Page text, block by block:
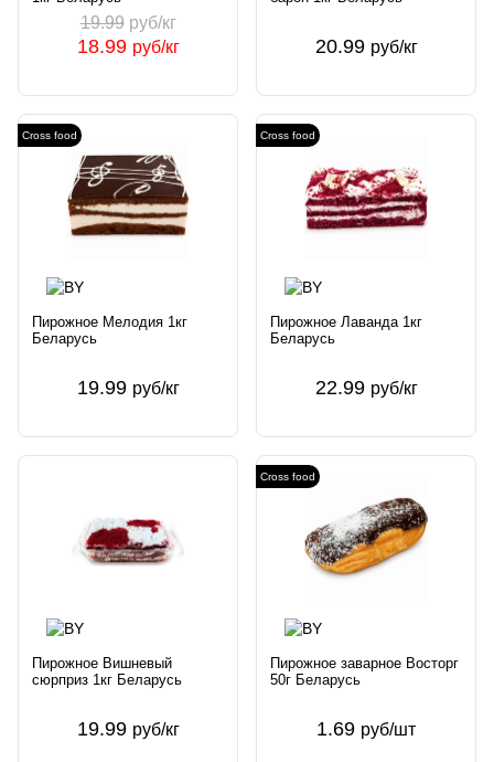
18.99 руб/кг
19.99 руб/кг
20.99 руб/кг
Cross food
Пирожное Мелодия 1кг
Беларусь
19.99 руб/кг
Cross food
Пирожное Лаванда 1кг
Беларусь
22.99 руб/кг
Пирожное Вишневый
сюрприз 1кг Беларусь
19.99 руб/кг
Cross food
Пирожное заварное Восторг
50г Беларусь
1.69 руб/шт